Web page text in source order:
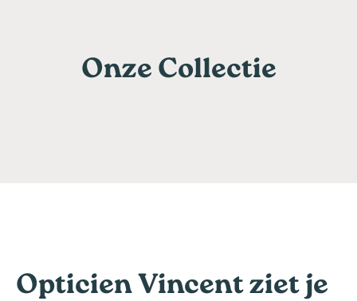
Onze Collectie
Opticien Vincent ziet je